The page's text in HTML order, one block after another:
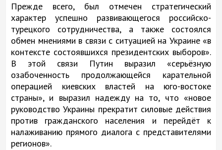
Прежде всего, был отмечен стратегический
характер успешно развивающегося российско-
турецкого сотрудничества, а также состоялся
обмен мнениями в связи с ситуацией на Украине «в
контексте состоявшихся президентских выборов».
В этой связи Путин выразил «серьёзную
озабоченность продолжающейся карательной
операцией киевских властей на юго-востоке
страны», и выразил надежду на то, что «новое
руководство Украины прекратит силовые действия
против гражданского населения и перейдёт к
налаживанию прямого диалога с представителями
регионов».